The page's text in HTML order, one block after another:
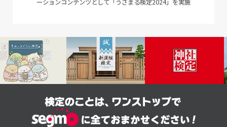
ーションコンテンツとして「うさまる検定2024」を実施